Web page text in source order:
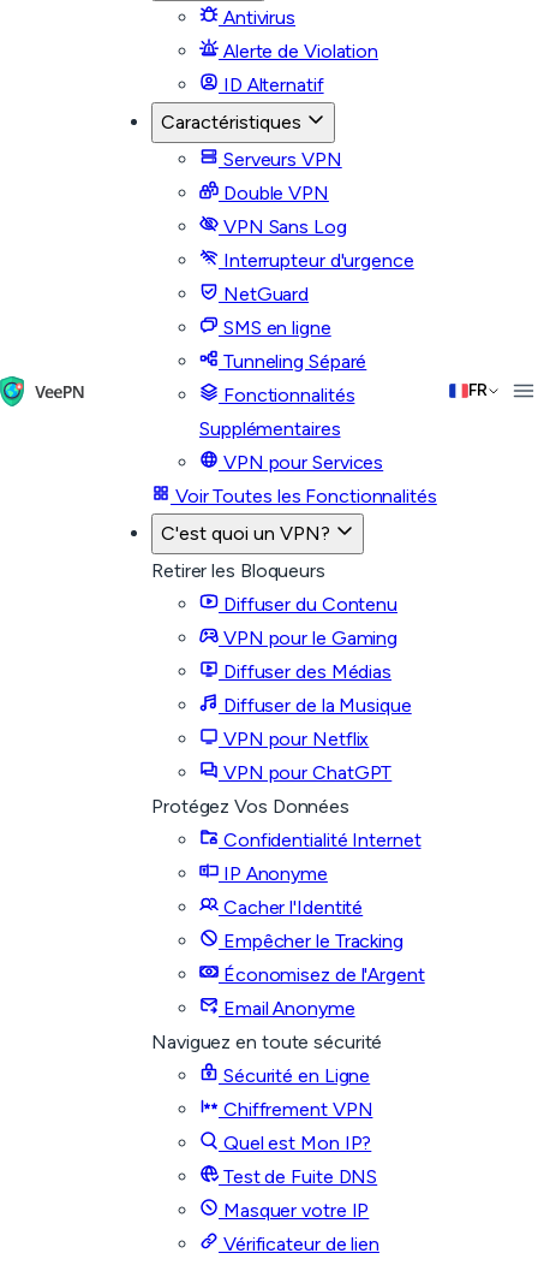
Antivirus
Alerte de Violation
ID Alternatif
Caractéristiques
Serveurs VPN
Double VPN
VPN Sans Log
Interrupteur d'urgence
NetGuard
SMS en ligne
Tunneling Séparé
Fonctionnalités
Supplémentaires
VPN pour Services
Voir Toutes les Fonctionnalités
C'est quoi un VPN?
Retirer les Bloqueurs
Diffuser du Contenu
VPN pour le Gaming
Diffuser des Médias
Diffuser de la Musique
VPN pour Netflix
VPN pour ChatGPT
Protégez Vos Données
Confidentialité Internet
IP Anonyme
Cacher l'Identité
Empêcher le Tracking
Économisez de l'Argent
Email Anonyme
Naviguez en toute sécurité
Sécurité en Ligne
Chiffrement VPN
Quel est Mon IP?
Test de Fuite DNS
Masquer votre IP
Vérificateur de lien
FR